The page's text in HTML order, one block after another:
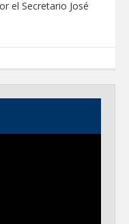
Subsidio del Agua
impulsando una
con sentido
el Secretario José